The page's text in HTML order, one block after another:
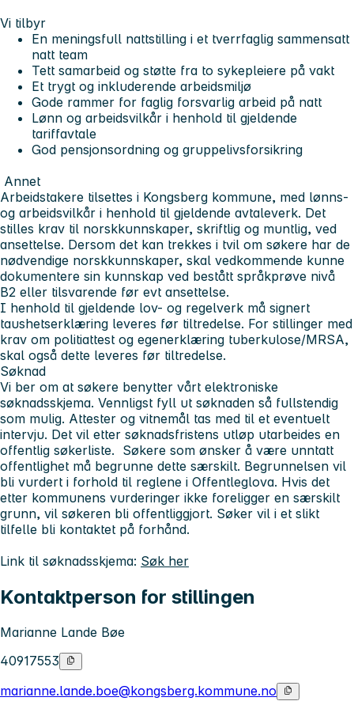
Vi tilbyr
En meningsfull nattstilling i et tverrfaglig sammensatt
natt team
Tett samarbeid og støtte fra to sykepleiere på vakt
Et trygt og inkluderende arbeidsmiljø
Gode rammer for faglig forsvarlig arbeid på natt
Lønn og arbeidsvilkår i henhold til gjeldende
tariffavtale
God pensjonsordning og gruppelivsforsikring
Annet
Arbeidstakere tilsettes i Kongsberg kommune, med lønns-
og arbeidsvilkår i henhold til gjeldende avtaleverk. Det
stilles krav til norskkunnskaper, skriftlig og muntlig, ved
ansettelse. Dersom det kan trekkes i tvil om søkere har de
nødvendige norskkunnskaper, skal vedkommende kunne
dokumentere sin kunnskap ved bestått språkprøve nivå
B2 eller tilsvarende før evt ansettelse.
I henhold til gjeldende lov- og regelverk må signert
taushetserklæring leveres før tiltredelse. For stillinger med
krav om politiattest og egenerklæring tuberkulose/MRSA,
skal også dette leveres før tiltredelse.
Søknad
Vi ber om at søkere benytter vårt elektroniske
søknadsskjema. Vennligst fyll ut søknaden så fullstendig
som mulig. Attester og vitnemål tas med til et eventuelt
intervju. Det vil etter søknadsfristens utløp utarbeides en
offentlig søkerliste. Søkere som ønsker å være unntatt
offentlighet må begrunne dette særskilt. Begrunnelsen vil
bli vurdert i forhold til reglene i Offentleglova. Hvis det
etter kommunens vurderinger ikke foreligger en særskilt
grunn, vil søkeren bli offentliggjort. Søker vil i et slikt
tilfelle bli kontaktet på forhånd.
Link til søknadsskjema: Søk her
Kontaktperson for stillingen
Marianne Lande Bøe
40917553
marianne.lande.boe@kongsberg.kommune.no